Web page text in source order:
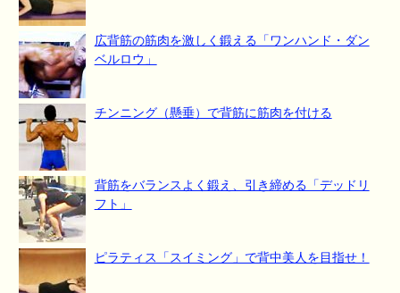
広背筋の筋肉を激しく鍛える「ワンハンド・ダン
ベルロウ」
チンニング（懸垂）で背筋に筋肉を付ける
背筋をバランスよく鍛え、引き締める「デッドリ
フト」
ピラティス「スイミング」で背中美人を目指せ！